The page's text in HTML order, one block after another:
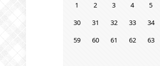
1 2 3 4 5
30
31 32 33 34
59
60 61 62 63